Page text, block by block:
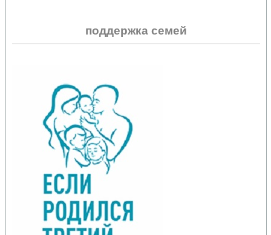
поддержка семей